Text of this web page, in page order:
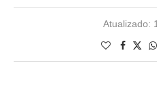
Atualizado: